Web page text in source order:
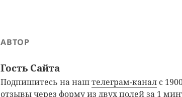
АВТОР
Гость Сайта
Подпишитесь на наштелеграм-канал с
отзывы через форму из двух полейза 1